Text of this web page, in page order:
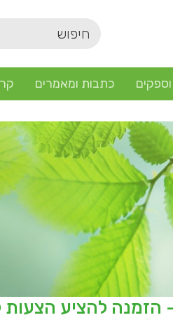
כתבות ומאמרים
מסגרת פומבי ממוכן פתוח 2/2025 –